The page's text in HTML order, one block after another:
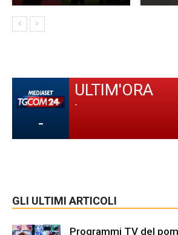
-
ULTIM'ORA
-
GLI ULTIMI ARTICOLI
Programmi TV del